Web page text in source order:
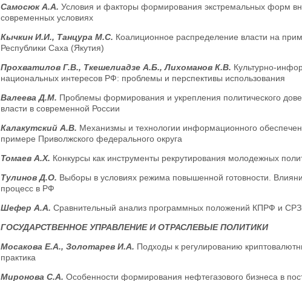
Самосюк А.А. Условия и факторы формирования экстремальных форм
современных условиях
Кычкин И.И., Танцура М.С. Коалиционное распределение власти на
Республики Саха (Якутия)
Прохватилов Г.В., Ткешелиадзе А.Б., Лихоманов К.В. Культурно-
национальных интересов РФ: проблемы и перспективы использования
Валеева Д.М. Проблемы формирования и укрепления политического
власти в современной России
Калакутский А.В. Механизмы и технологии информационного
примере Приволжского федерального округа
Томаев А.Х. Конкурсы как инструменты рекрутирования молодежных
Тулинов Д.О. Выборы в условиях режима повышенной готовности.
процесс в РФ
Шефер А.А. Сравнительный анализ программных положений КПРФ и
ГОСУДАРСТВЕННОЕ УПРАВЛЕНИЕ И ОТРАСЛЕВЫЕ ПОЛИТИКИ
Мосакова Е.А., Золотарев И.А. Подходы к регулированию
практика
Миронова С.А. Особенности формирования нефтегазового бизнеса в